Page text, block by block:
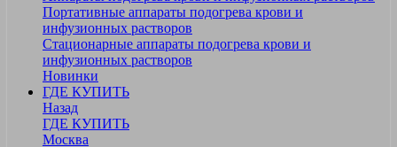
Портативные аппараты подогрева крови и
инфузионных растворов
Стационарные аппараты подогрева крови и
инфузионных растворов
Новинки
ГДЕ КУПИТЬ
Назад
ГДЕ КУПИТЬ
Москва